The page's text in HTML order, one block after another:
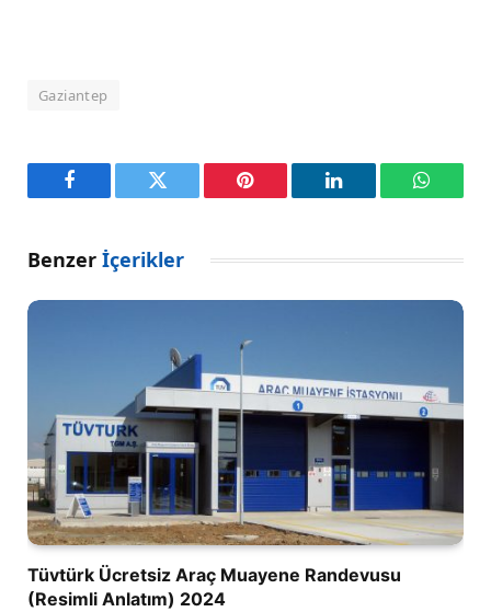
Gaziantep
Facebook Twitter Pinterest LinkedIn
Benzer İçerikler
Tüvtürk Ücretsiz Araç Muayene Randevusu
(Resimli Anlatım) 2024